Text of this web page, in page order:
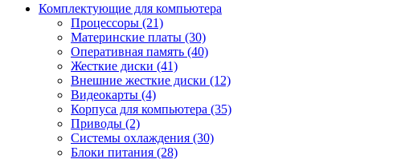
Комплектующие для компьютера
Процессоры (21)
Материнские платы (30)
Оперативная память (40)
Жесткие диски (41)
Внешние жесткие диски (12)
Видеокарты (4)
Корпуса для компьютера (35)
Приводы (2)
Системы охлаждения (30)
Блоки питания (28)